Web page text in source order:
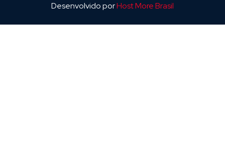
Desenvolvido porHost More Brasil